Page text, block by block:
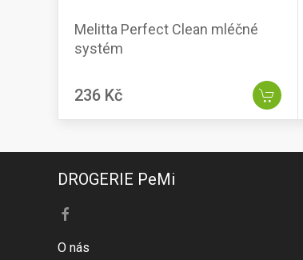
Melitta Perfect Clean mléčné
systém
236 Kč
DROGERIE PeMi
O nás